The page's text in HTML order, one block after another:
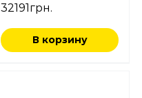
32191грн.
В корзину